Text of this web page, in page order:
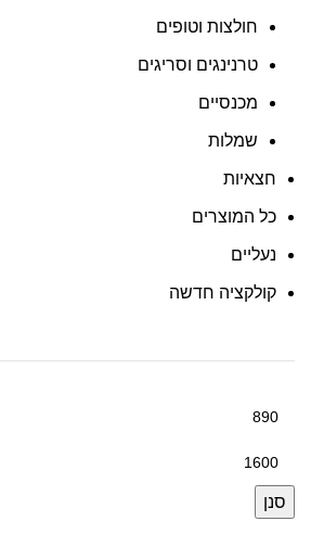
חולצות וטופים
טרנינגים וסריגים
מכנסיים
שמלות
חצאיות
כל המוצרים
נעליים
קולקציה חדשה
סנן